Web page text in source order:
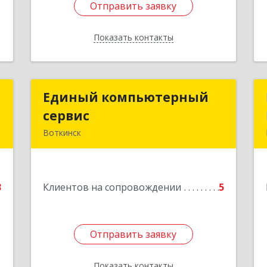
Отправить заявку
Показать контакты
Отправить заявку
Назад
Единый компьютерный
сервис
Воткинск
Клиентов на сопровождении 5
Отправить заявку
Единый компьютерный
Отправить заявку